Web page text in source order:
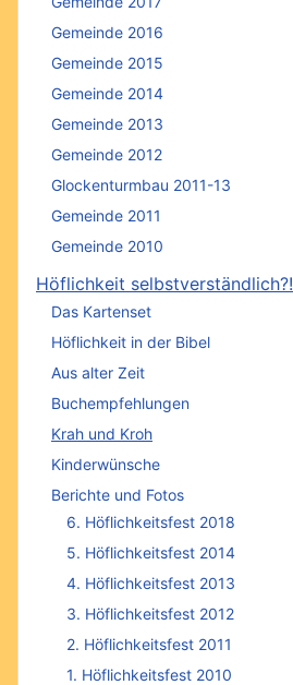
Gemeinde 2016
Gemeinde 2015
Gemeinde 2014
Gemeinde 2013
Gemeinde 2012
Glockenturmbau 2011-13
Gemeinde 2011
Gemeinde 2010
Höflichkeit selbstverständlich?!
Das Kartenset
Höflichkeit in der Bibel
Aus alter Zeit
Buchempfehlungen
Krah und Kroh
Kinderwünsche
Berichte und Fotos
6. Höflichkeitsfest 2018
5. Höflichkeitsfest 2014
4. Höflichkeitsfest 2013
3. Höflichkeitsfest 2012
2. Höflichkeitsfest 2011
1. Höflichkeitsfest 2010